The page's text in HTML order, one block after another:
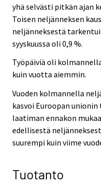
yhä selvästi pitkän ajan
Toisen neljänneksen
neljänneksestä
syyskuussa oli 0,9 %.
Työpäiviä oli
kuin vuotta aiemmin.
Vuoden kolmannella
kasvoi Euroopan
laatiman ennakon
edellisestä
suurempi kuin viime
Tuotanto